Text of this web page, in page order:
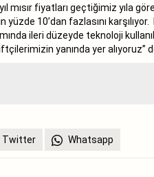
mısır fiyatları geçtiğimiz yıla
yüzde 10’dan fazlasını
ileri düzeyde teknoloji
yanında yer alıyoruz”
Twitter Whatsapp